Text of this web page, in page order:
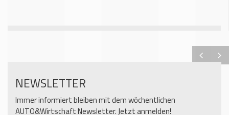
NEWSLETTER
Immer informiert bleiben mit dem wöchentlichen
AUTO&Wirtschaft Newsletter. Jetzt anmelden!